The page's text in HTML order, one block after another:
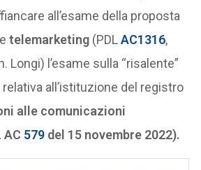
all’esame della proposta
telemarketing (PDLAC1316,
Longi) l’esame sulla “risalente”
all’istituzione del registro
alle comunicazioni
AC 579 del 15 novembre 2022).